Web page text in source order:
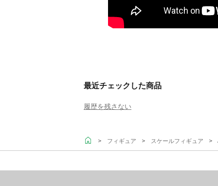
最近チェックした商品
履歴を残さない
＞ フィギュア ＞ スケールフィギュア ＞